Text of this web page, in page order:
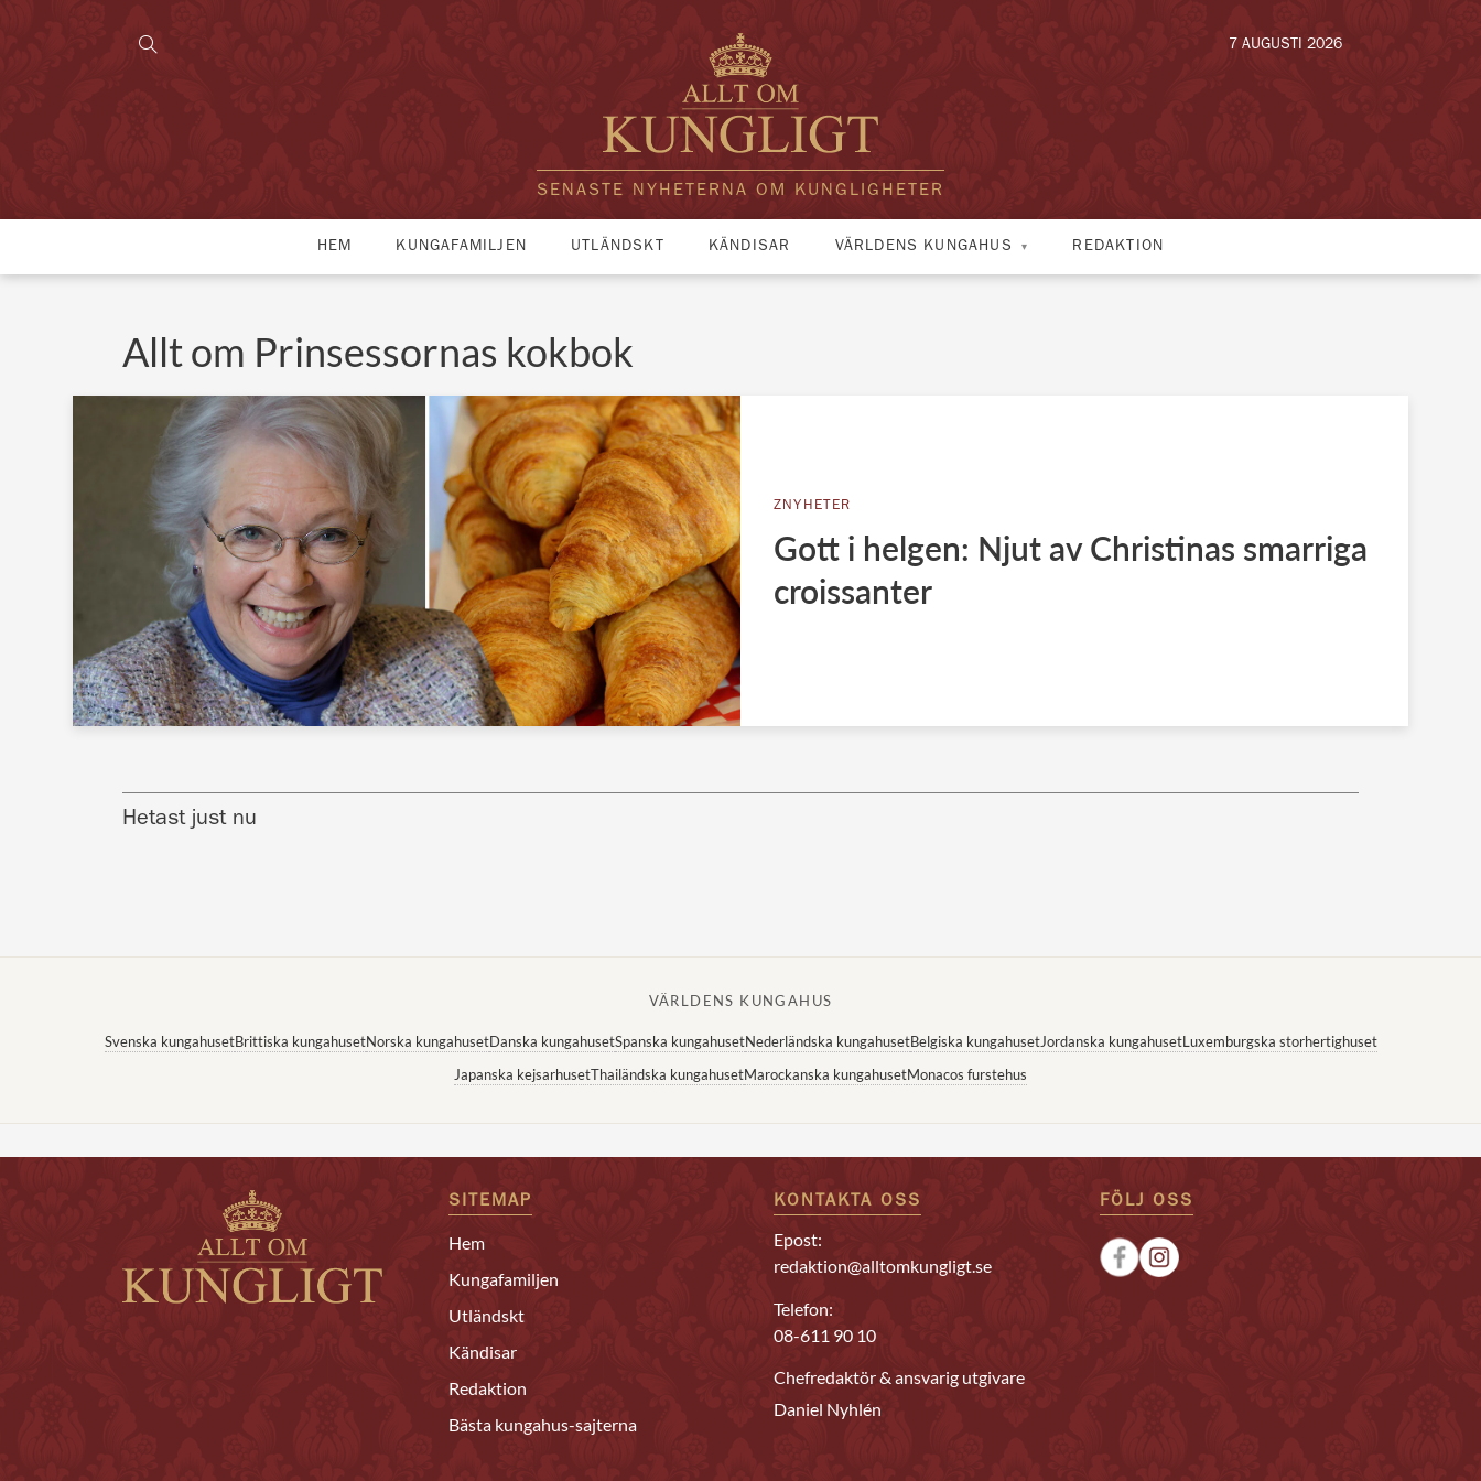
SENASTE NYHETERNA OM KUNGLIGHETER
7 AUGUSTI 2026
HEM KUNGAFAMILJEN UTLÄNDSKT KÄNDISAR VÄRLDENS KUNGAHUS REDAKTION
Allt om Prinsessornas kokbok
ZNYHETER
Gott i helgen: Njut av Christinas smarriga
croissanter
Hetast just nu
VÄRLDENS KUNGAHUS
Svenska kungahusetBrittiska kungahusetNorska kungahusetDanska kungahusetSpanska kungahusetNederländska kungahusetBelgiska kungahusetJordanska kungahusetLuxemburgska storhertighuset
Japanska kejsarhusetThailändska kungahusetMarockanska kungahusetMonacos furstehus
SITEMAP
Hem
Kungafamiljen
Utländskt
Kändisar
Redaktion
Bästa kungahus-sajterna
KONTAKTA OSS
Epost:
redaktion@alltomkungligt.se
Telefon:
08-611 90 10
Chefredaktör & ansvarig utgivare
Daniel Nyhlén
FÖLJ OSS